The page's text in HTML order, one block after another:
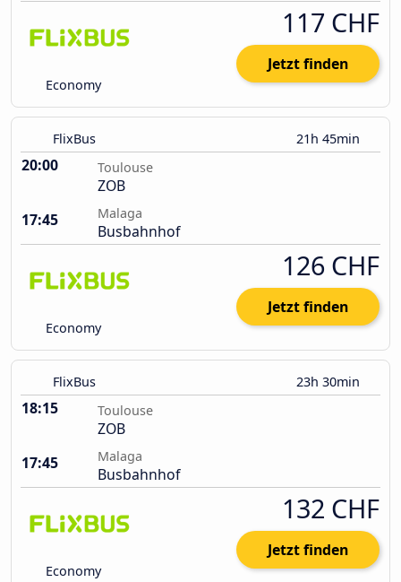
Economy
117 CHF
Jetzt finden
FlixBus 21h 45min
20:00 Toulouse
ZOB
17:45
Malaga
Busbahnhof
Economy
126 CHF
Jetzt finden
FlixBus 23h 30min
18:15 Toulouse
ZOB
17:45
Malaga
Busbahnhof
Economy
132 CHF
Jetzt finden